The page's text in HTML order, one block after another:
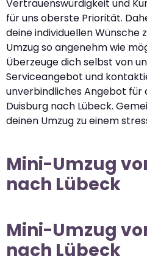
Vertrauenswürdigkeit und
für uns oberste Priorität.
deine individuellen Wünsche
Umzug so angenehm wie
Überzeuge dich selbst von
Serviceangebot und
unverbindliches Angebot für
Duisburg nach Lübeck.
deinen Umzug zu einem
Mini-Umzug
nach Lübeck
Mini-Umzug
nach Lübeck